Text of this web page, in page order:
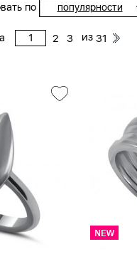
по популярности
2 3 из 31